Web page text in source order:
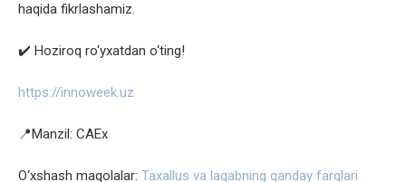
haqida fikrlashamiz.
✔️ Hoziroq ro‘yxatdan o‘ting!
https://innoweek.uz
📍Manzil: CAEx
O‘xshash maqolalar: Taxallus va laqabning qanday farqlari